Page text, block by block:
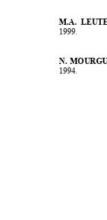
M.A.
1999.
N.
1994.